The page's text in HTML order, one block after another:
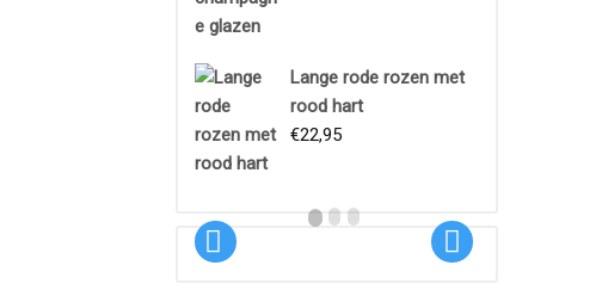
Lange rode rozen met
rood hart
€22,95
Boeket
Proeftuin